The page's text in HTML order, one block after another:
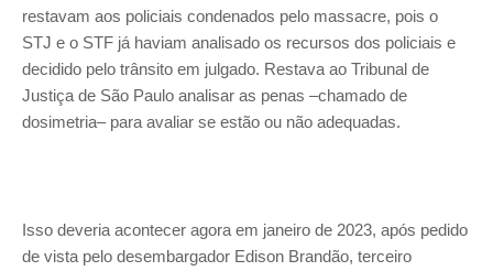
restavam aos policiais condenados pelo massacre, pois o
STJ e o STF já haviam analisado os recursos dos policiais e
decidido pelo trânsito em julgado. Restava ao Tribunal de
Justiça de São Paulo analisar as penas –chamado de
dosimetria– para avaliar se estão ou não adequadas.
Isso deveria acontecer agora em janeiro de 2023, após pedido
de vista pelo desembargador Edison Brandão, terceiro